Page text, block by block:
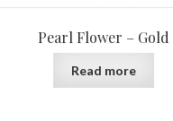
Pearl Flower – Gold
Read more